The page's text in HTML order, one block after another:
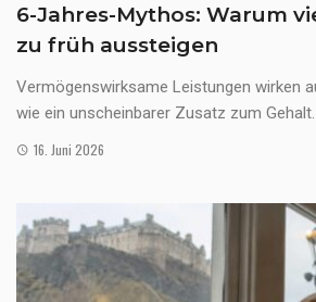
6-Jahres-Mythos: Warum
zu früh aussteigen
Vermögenswirksame Leistungen wirken
wie ein unscheinbarer Zusatz zum
16. Juni 2026